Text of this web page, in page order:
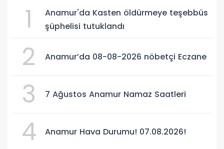
1
Anamur'da Kasten öldürmeye teşebbüs
şüphelisi tutuklandı
2 Anamur’da 08-08-2026 nöbetçi Eczane
3 7 Ağustos Anamur Namaz Saatleri
4 Anamur Hava Durumu! 07.08.2026!